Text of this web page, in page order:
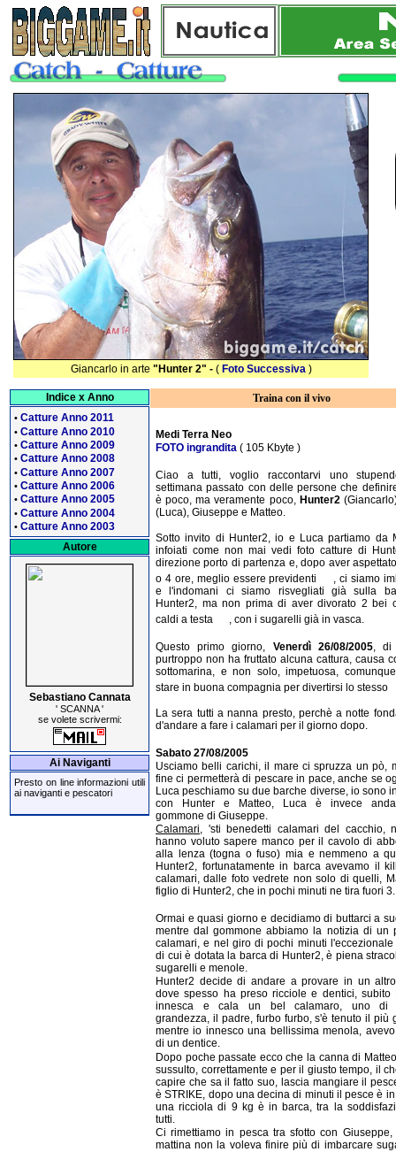
Indice x Anno
• Catture Anno 2011
• Catture Anno 2010
• Catture Anno 2009
• Catture Anno 2008
• Catture Anno 2007
• Catture Anno 2006
• Catture Anno 2005
• Catture Anno 2004
• Catture Anno 2003
Autore
Sebastiano Cannata
' SCANNA '
se volete scrivermi:
Ai Naviganti
Presto on line informazioni utili
ai naviganti e pescatori
Traina con il vivo
Medi Terra Neo
FOTO ingrandita ( 105 Kbyte )
Ciao a tutti, voglio raccontarvi uno
settimana passato con delle persone che
è poco, ma veramente poco, Hunter2
(Luca), Giuseppe e Matteo.
Sotto invito di Hunter2, io e Luca partiamo da
infoiati come non mai vedi foto catture di
direzione porto di partenza e, dopo aver
o 4 ore, meglio essere previdenti
, ci siamo
e l'indomani ci siamo risvegliati già sulla
Hunter2, ma non prima di aver divorato 2 bei
caldi a testa
, con i sugarelli già in vasca.
Questo primo giorno, Venerdì 26/08/2005, di
purtroppo non ha fruttato alcuna cattura, causa
sottomarina, e non solo, impetuosa,
stare in buona compagnia per divertirsi lo stesso
La sera tutti a nanna presto, perchè a notte
d'andare a fare i calamari per il giorno dopo.
Sabato 27/08/2005
Usciamo belli carichi, il mare ci spruzza un pò,
fine ci permetterà di pescare in pace, anche se
Luca peschiamo su due barche diverse, io sono
con Hunter e Matteo, Luca è invece
gommone di Giuseppe.
Calamari, 'sti benedetti calamari del cacchio,
hanno voluto sapere manco per il cavolo di
alla lenza (togna o fuso) mia e nemmeno a
Hunter2, fortunatamente in barca avevamo il
calamari, dalle foto vedrete non solo di quelli,
figlio di Hunter2, che in pochi minuti ne tira fuori 3.
Ormai e quasi giorno e decidiamo di buttarci a
mentre dal gommone abbiamo la notizia di un
calamari, e nel giro di pochi minuti l'eccezionale
di cui è dotata la barca di Hunter2, è piena
sugarelli e menole.
Hunter2 decide di andare a provare in un
dove spesso ha preso ricciole e dentici, subito
innesca e cala un bel calamaro, uno di
grandezza, il padre, furbo furbo, s'è tenuto il più
mentre io innesco una bellissima menola,
di un dentice.
Dopo poche passate ecco che la canna di
sussulto, correttamente e per il giusto tempo, il
capire che sa il fatto suo, lascia mangiare il
è STRIKE, dopo una decina di minuti il pesce è
una ricciola di 9 kg è in barca, tra la
tutti.
Ci rimettiamo in pesca tra sfotto con
mattina non la voleva finire più di imbarcare
Giancarlo in arte "Hunter 2" - ( Foto Successiva)